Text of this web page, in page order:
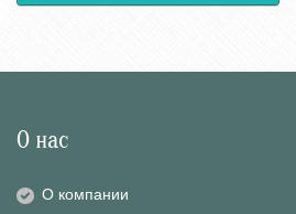
О нас
О компании